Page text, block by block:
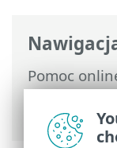
Pomoc
Prem>